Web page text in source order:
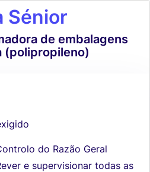
Sénior
de embalagens
(polipropileno)
do Razão Geral
e supervisionar todas as